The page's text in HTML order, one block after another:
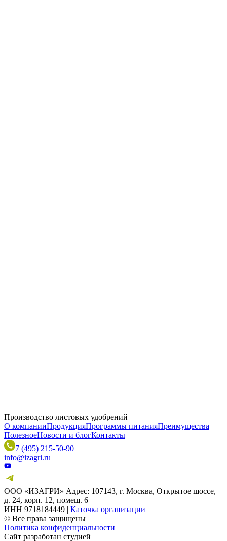
Производство листовых удобрений
О компанииПродукцияПрограммы питанияПреимущества
ПолезноеНовости и блогКонтакты
7 (495) 215-50-90
info@izagri.ru
ООО «ИЗАГРИ» Адрес: 107143, г. Москва, Открытое шоссе,
д. 24, корп. 12, помещ. 6
ИНН 9718184449 | Каточка организации
© Все права защищены
Политика конфиденциальности
Сайт разработан студией